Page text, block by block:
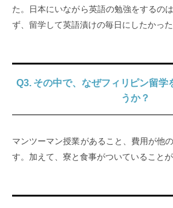
た。日本にいながら英語の勉強をするの
ず、留学して英語漬けの毎日にしたかった
Q3. その中で、なぜフィリピン留学
うか？
マンツーマン授業があること、費用が他
す。加えて、寮と食事がついていることが